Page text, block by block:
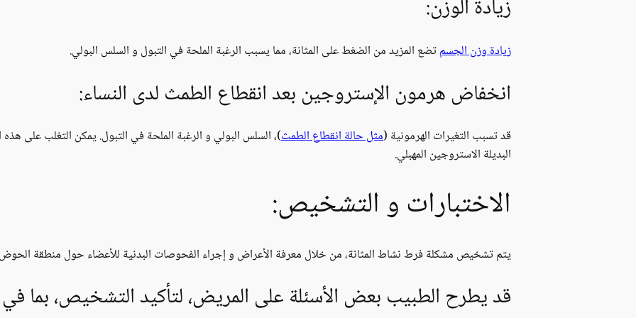
زيادة الوزن:
زيادة وزن الجسمتضع المزيد من الضغط على المثانة، مما يسبب الرغبة الملحة في التبول و السلس البولي.
انخفاض هرمون الإستروجين بعد انقطاع الطمث لدى النساء:
قد تسبب التغيرات الهرمونية (مثل حالة انقطاع الطمث)، السلس البولي و الرغبة الملحة في التبول. يمكن التغلب على هذه
البديلة الاستروجين المهبلي.
الاختبارات و التشخيص:
يتم تشخيص مشكلة فرط نشاط المثانة، من خلال معرفة الأعراض و إجراء الفحوصات البدنية للأعضاء حول منطقة
قد يطرح الطبيب بعض الأسئلة على المريض، لتأكيد التشخيص، بما